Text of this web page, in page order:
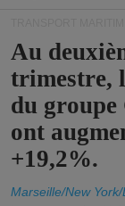
Au
trimestre,
du
ont
+19,2%.
Marseille/New